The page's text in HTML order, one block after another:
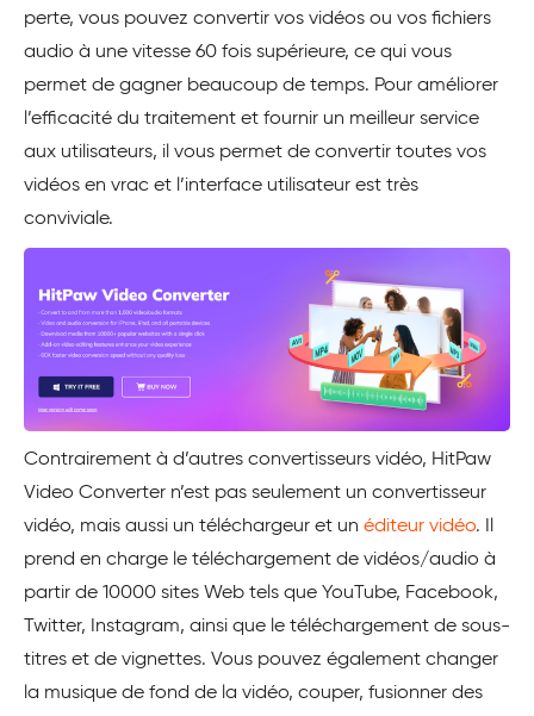
perte, vous pouvez convertir vos vidéos ou vos fichiers
audio à une vitesse 60 fois supérieure, ce qui vous
permet de gagner beaucoup de temps. Pour améliorer
l’efficacité du traitement et fournir un meilleur service
aux utilisateurs, il vous permet de convertir toutes vos
vidéos en vrac et l’interface utilisateur est très
conviviale.
Contrairement à d’autres convertisseurs vidéo, HitPaw
Video Converter n’est pas seulement un convertisseur
vidéo, mais aussi un téléchargeur et un éditeur vidéo. Il
prend en charge le téléchargement de vidéos/audio à
partir de 10000 sites Web tels que YouTube, Facebook,
Twitter, Instagram, ainsi que le téléchargement de sous-
titres et de vignettes. Vous pouvez également changer
la musique de fond de la vidéo, couper, fusionner des